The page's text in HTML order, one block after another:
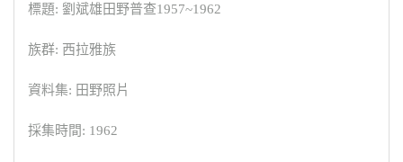
標題: 劉斌雄田野普查1957~1962
族群: 西拉雅族
資料集: 田野照片
採集時間: 1962